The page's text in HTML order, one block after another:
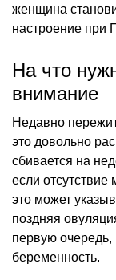
женщина
настроение при
На что
внимание
Недавно
это довольно
сбивается на
если
это может
поздняя
первую очередь,
беременность.